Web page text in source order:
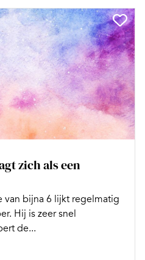
zich als een
van bijna 6 lijkt regelmatig
Hij is zeer snel
de...